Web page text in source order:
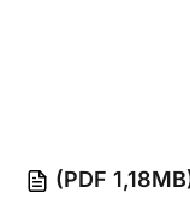
(PDF